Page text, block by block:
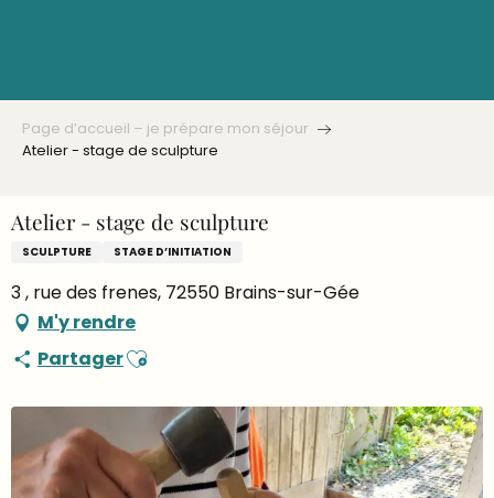
Page d’accueil – je prépare mon séjour
Atelier - stage de sculpture
Atelier - stage de sculpture
SCULPTURE STAGE D’INITIATION
3 , rue des frenes, 72550 Brains-sur-Gée
M'y rendre
PartagerAjouter aux favoris